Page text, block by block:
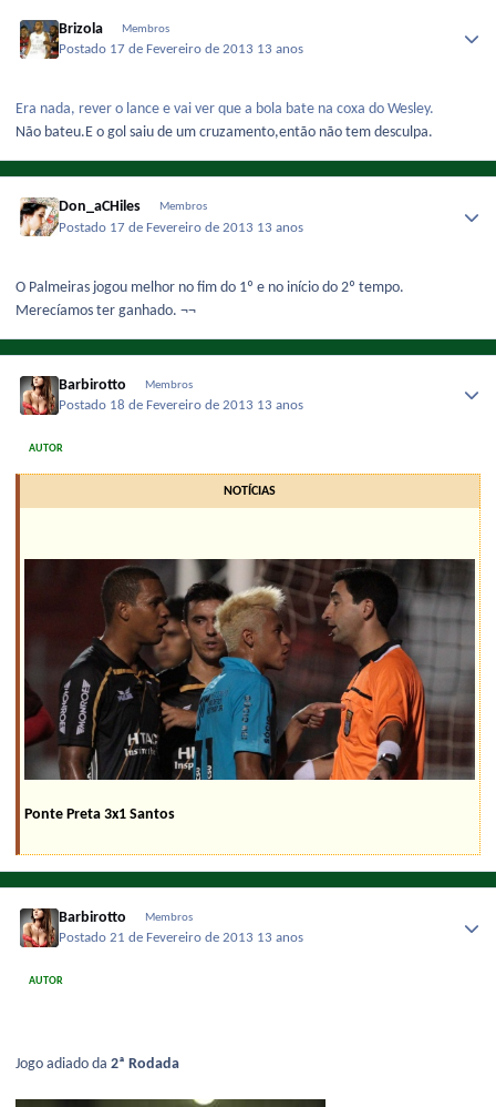
Brizola Membros
Postado 17 de Fevereiro de 2013 13 anos
Era nada, rever o lance e vai ver que a bola bate na coxa do Wesley.
Não bateu.E o gol saiu de um cruzamento,então não tem desculpa.
Don_aCHiles Membros
Postado 17 de Fevereiro de 2013 13 anos
O Palmeiras jogou melhor no fim do 1º e no início do 2º tempo.
Merecíamos ter ganhado. ¬¬
Barbirotto Membros
Postado 18 de Fevereiro de 2013 13 anos
AUTOR
NOTÍCIAS
Ponte Preta 3x1 Santos
Barbirotto Membros
Postado21 de Fevereiro de 2013 13 anos
AUTOR
Jogo adiado da 2ª Rodada